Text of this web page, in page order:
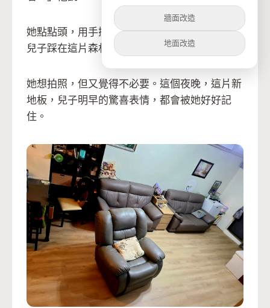
她點點頭，用手撫摸那些細緻的木紋。明天早上
兒子踩在這片森林色的地板上，會說什麼呢？
她想拍照，但又覺得不必要。這個夜晚，這片新
地板，兒子明早的驚喜表情，都會被她好好記
住。
牆面改造
地面改造